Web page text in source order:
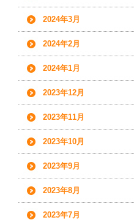
2024年3月
2024年2月
2024年1月
2023年12月
2023年11月
2023年10月
2023年9月
2023年8月
2023年7月